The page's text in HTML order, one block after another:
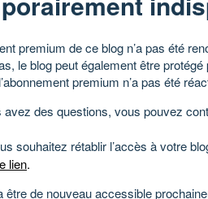
premium de ce blog n’a pas été
le blog peut également être
premium n’a pas été
avez des questions, vous pouvez
souhaitez rétablir l’accès à votre
lien.
être de nouveau accessible